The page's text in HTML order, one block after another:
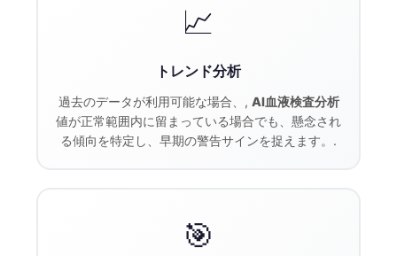
📈
トレンド分析
過去のデータが利用可能な場合、, AI血液検査分析
値が正常範囲内に留まっている場合でも、懸念され
る傾向を特定し、早期の警告サインを捉えます。.
🎯